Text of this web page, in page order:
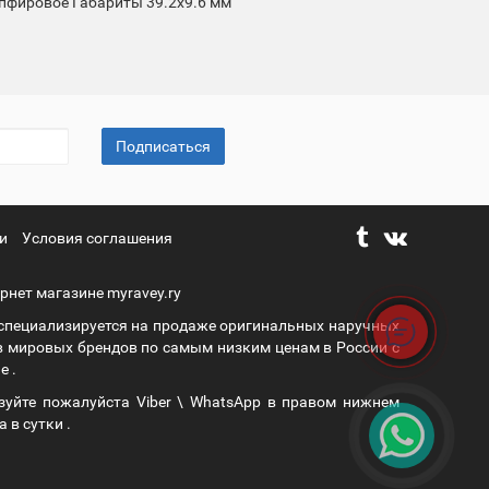
Подписаться
Условия соглашения
магазине myravey.ry
на продаже оригинальных наручных
мировых брендов по самым низким ценам в России с
.
пожалуйста Viber \ WhatsApp в правом нижнем
в сутки .